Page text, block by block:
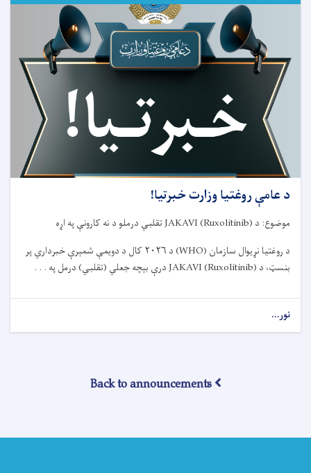
ایګزیت
ازموینې
نوم
لیکنې
خبرتیا!
د عامې روغتیا وزارت خبرتیا!
موضوع: د JAKAVI (Ruxolitinib)تقلبي درملو د نه کارونې په اړه
د روغتیا نړیوال سازمان (WHO)د ۲۰۲۶کال د دویمې شمېرې خبرداري پر
بنسټ، د JAKAVI (Ruxolitinib)درې بېچه جعلي (تقلبي) درمل په . . .
نور...
د
Back to announcements